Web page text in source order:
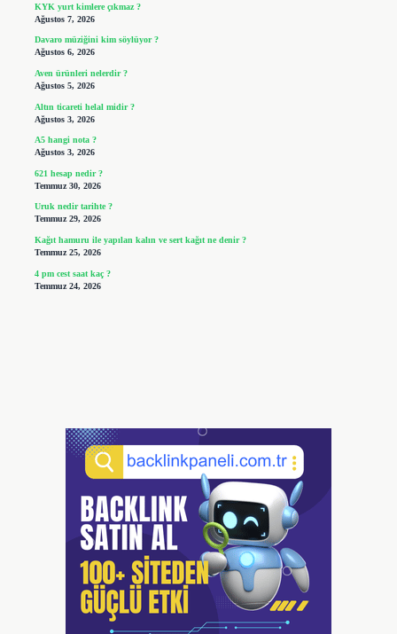
KYK yurt kimlere çıkmaz ?
Ağustos 7, 2026
Davaro müziğini kim söylüyor ?
Ağustos 6, 2026
Aven ürünleri nelerdir ?
Ağustos 5, 2026
Altın ticareti helal midir ?
Ağustos 3, 2026
A5 hangi nota ?
Ağustos 3, 2026
621 hesap nedir ?
Temmuz 30, 2026
Uruk nedir tarihte ?
Temmuz 29, 2026
Kağıt hamuru ile yapılan kalın ve sert kağıt ne denir ?
Temmuz 25, 2026
4 pm cest saat kaç ?
Temmuz 24, 2026